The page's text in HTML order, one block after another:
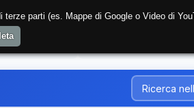
UTENTE
parti (es. Mappe di Google o Video di